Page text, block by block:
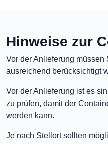
Hinweise zur
Vor der Anlieferung
ausreichend berücksichtigt
Vor der Anlieferung ist es
zu prüfen, damit der
werden kann.
Je nach Stellort sollten